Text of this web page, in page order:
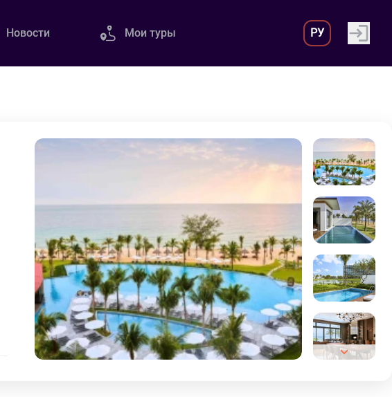
Новости Мои туры РУ